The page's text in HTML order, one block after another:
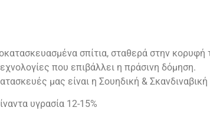
σπίτια, σταθερά στην
που επιβάλλει η πράσινη δόμηση.
μας είναι η Σουηδική & Σκανδιναβική
υγρασία 12-15%